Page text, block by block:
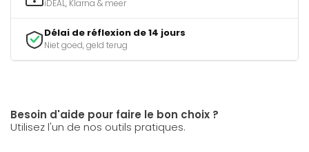
iDEAL, Klarna & meer
Délai de réflexion de 14 jours
Niet goed, geld terug
Besoin d'aide pour faire le bon choix ?
Utilisez l'un de nos outils pratiques.